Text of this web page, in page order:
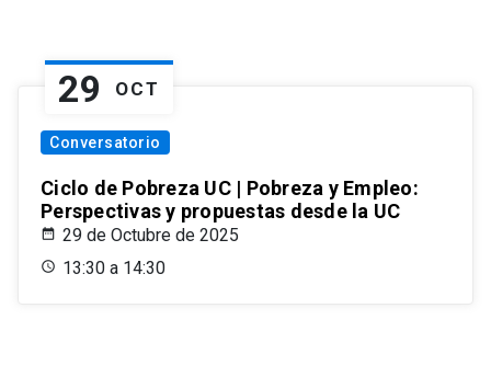
29 OCT
Conversatorio
Ciclo de Pobreza UC | Pobreza y Empleo:
Perspectivas y propuestas desde la UC
29 de Octubre de 2025
13:30 a 14:30